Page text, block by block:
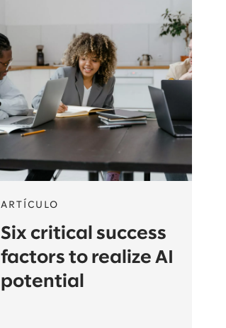
ARTÍCULO
Six critical success
factors to realize AI
potential